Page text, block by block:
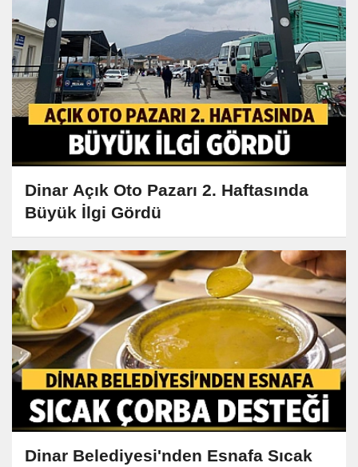
Dinar Açık Oto Pazarı 2. Haftasında
Büyük İlgi Gördü
Dinar Belediyesi'nden Esnafa Sıcak